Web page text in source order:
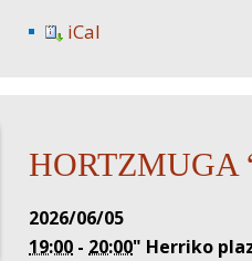
iCal
HORTZMUGA
2026/06/05
19:00 - 20:00" Herriko